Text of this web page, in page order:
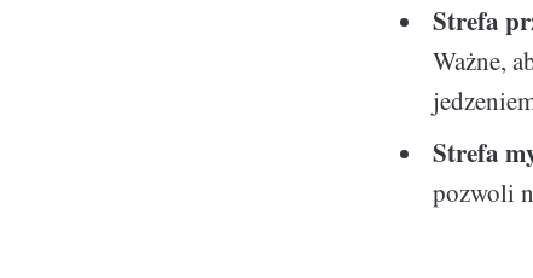
Strefa
Ważne,
Strefa
pozwoli